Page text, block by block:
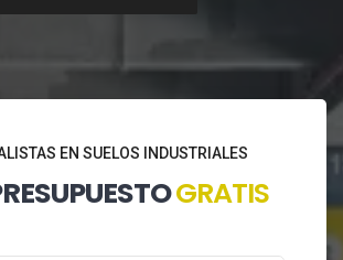
EN SUELOS INDUSTRIALES
GRATIS